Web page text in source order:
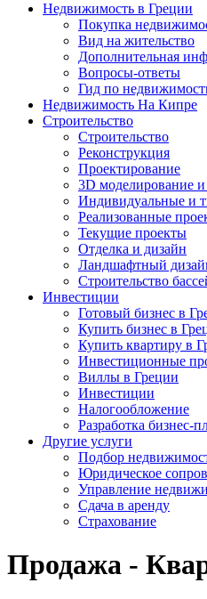
Недвижимость в Греции
Покупка
Вид на жительство
Дополнительная
Вопросы-ответы
Гид по
Недвижимость На Кипре
Строительство
Строительство
Реконструкция
Проектирование
3D моделирование и
Индивидуальные и
Реализованные
Текущие проекты
Отделка и дизайн
Ландшафтный
Строительство
Инвестиции
Готовый бизнес в
Купить бизнес в
Купить квартиру в
Инвестиционные
Виллы в Греции
Инвестиции
Налогообложение
Разработка бизнес-
Другие услуги
Подбор
Юридическое
Управление
Сдача в аренду
Страхование
Продажа -